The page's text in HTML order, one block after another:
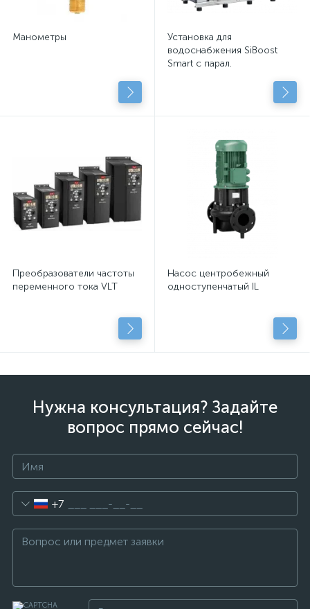
Манометры
Установка для
водоснабжения SiBoost
Smart с парал.
центробежными насосами
Преобразователи частоты
переменного тока VLT
Насос центробежный
одноступенчатый IL
Нужна консультация? Задайте
вопрос прямо сейчас!
+7